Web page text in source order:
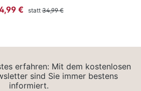
€ stattRegulärer Preis:
34,99 €
erfahren: Mit dem kostenlosen
sind Sie immer bestens
informiert.